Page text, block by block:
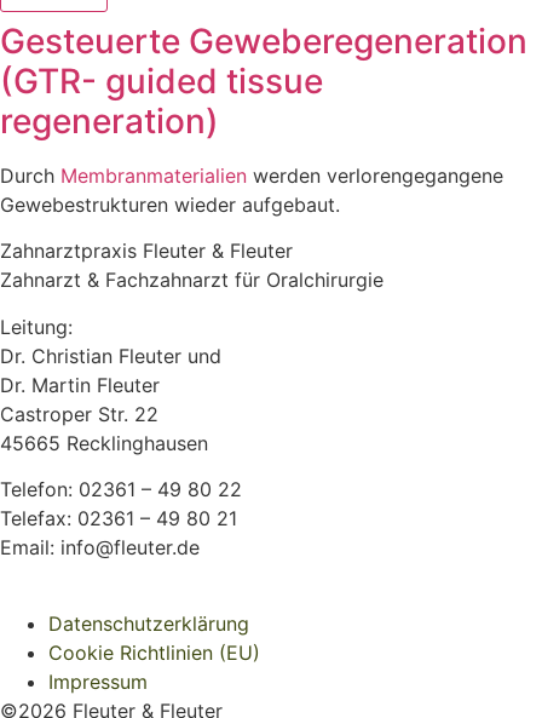
Gesteuerte Geweberegeneration
(GTR- guided tissue
regeneration)
Durch Membranmaterialien werden verlorengegangene
Gewebestrukturen wieder aufgebaut.
Zahnarztpraxis Fleuter & Fleuter
Zahnarzt & Fachzahnarzt für Oralchirurgie
Leitung:
Dr. Christian Fleuter und
Dr. Martin Fleuter
Castroper Str. 22
45665 Recklinghausen
Telefon: 02361 – 49 80 22
Telefax: 02361 – 49 80 21
Email: info@fleuter.de
Datenschutzerklärung
Cookie Richtlinien (EU)
Impressum
©2026 Fleuter & Fleuter